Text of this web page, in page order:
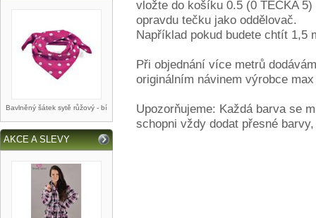
Bavlněný šátek sytě růžový - bí
AKCE A SLEVY
vložte do košíku 0.5 (0 TEČKA
opravdu tečku jako oddělovač.
Například pokud budete chtít 1,5
Při objednání více metrů
originálním návinem výrobce
Upozorňujeme: Každá barva se
schopni vždy dodat přesné